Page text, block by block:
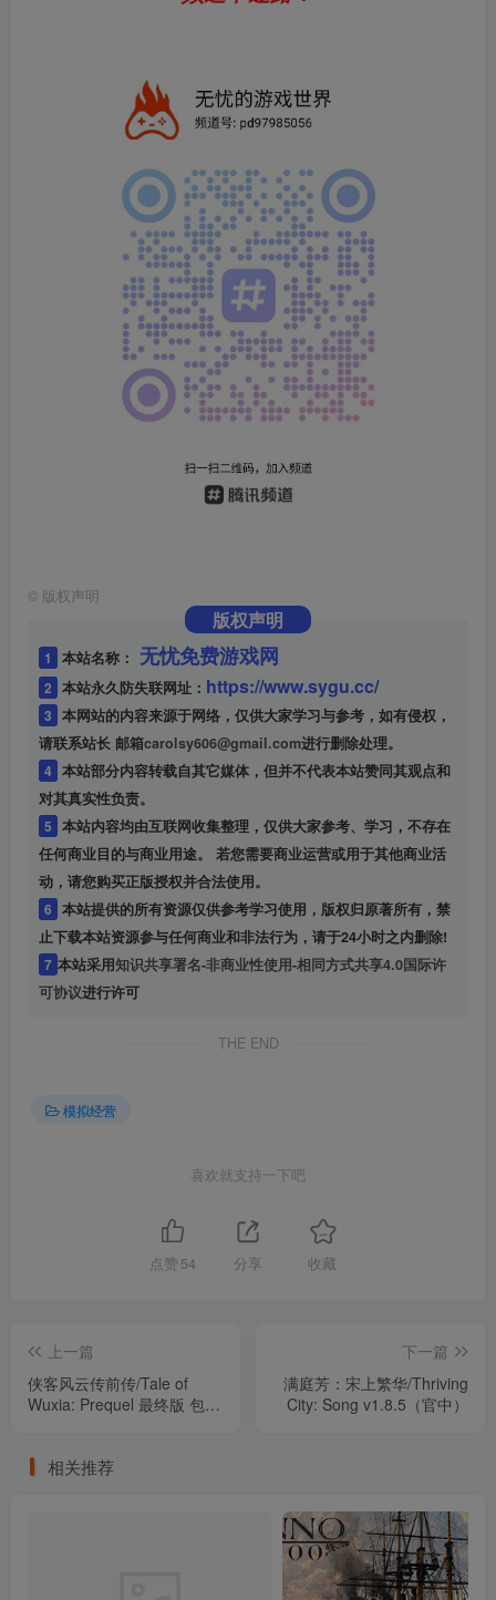
© 版权声明
版权声明
1 本站名称： 无忧免费游戏网
2 本站永久防失联网址： https://www.sygu.cc/
3 本网站的内容来源于网络，仅供大家学习与参考，如有侵权，
请联系站长 邮箱carolsy606@gmail.com进行删除处理。
4 本站部分内容转载自其它媒体，但并不代表本站赞同其观点和
对其真实性负责。
5
任何商业目的与商业用途。 若您需要商业运营或用于其他商业活
动，请您购买正版授权并合法使用。
6 本站提供的所有资源仅供参考学习使用，版权归原著所有，禁
止下载本站资源参与任何商业和非法行为，请于24小时之内删除!
7 本站采用知识共享署名-非商业性使用-相同方式共享4.0国际许
可协议进行许可
THE END
模拟经营
喜欢就支持一下吧
点赞 54 分享 收藏
上一篇
侠客风云传前传/Tale of
Wuxia: Prequel 最终版 包含
大全（官中）
下一篇
满庭芳：宋上繁华/Thriving
City: Song v1.8.5（官中）
相关推荐